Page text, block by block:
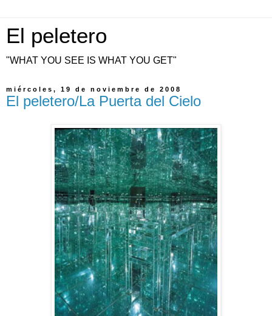
El peletero
"WHAT YOU SEE IS WHAT YOU GET"
miércoles, 19 de noviembre de 2008
El peletero/La Puerta del Cielo